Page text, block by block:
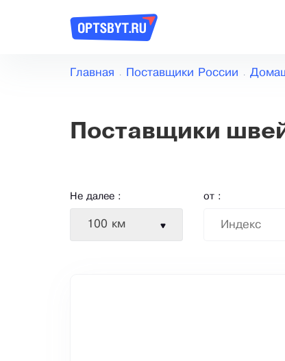
Главная Поставщики России
Поставщики
Не далее :
100 км
от :